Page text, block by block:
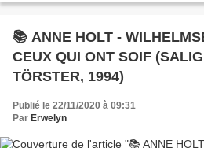
📚 ANNE HOLT -
CEUX QUI ONT SOIF
TÖRSTER, 1994)
Publié le 22/11/2020 à 09:31
Par Erwelyn